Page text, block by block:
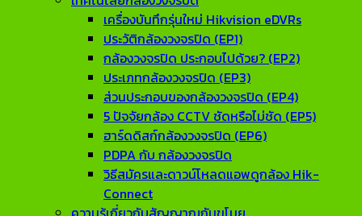
เครื่องบันทึกรุ่นใหม่ Hikvision eDVRs
ประวัติกล้องวงจรปิด (EP1)
กล้องวงจรปิด ประกอบไปด้วย? (EP2)
ประเภทกล้องวงจรปิด (EP3)
ส่วนประกอบของกล้องวงจรปิด (EP4)
5 ปัจจัยกล้อง CCTV ชัดหรือไม่ชัด (EP5)
ฮาร์ดดิสก์กล้องวงจรปิด (EP6)
PDPA กับ กล้องวงจรปิด
วิธีสมัครและดาวน์โหลดแอพดูกล้อง Hik-
Connect